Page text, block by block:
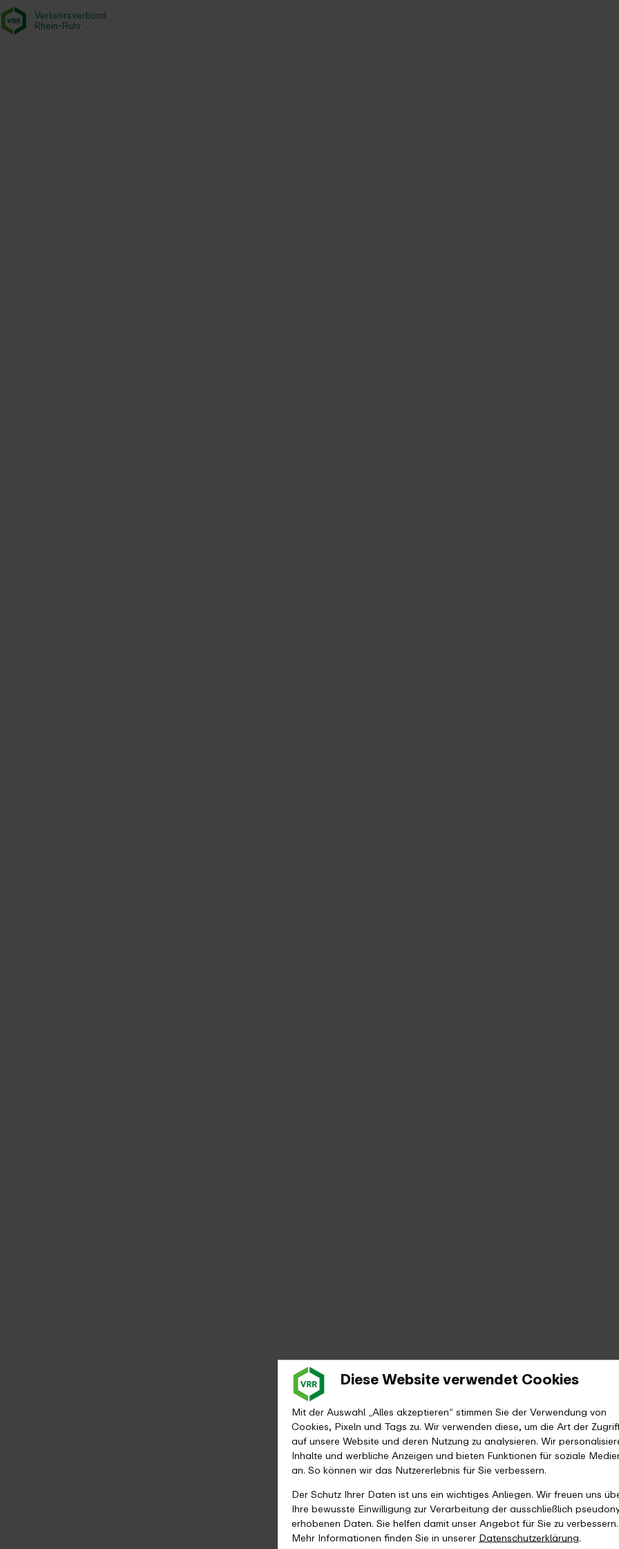
Diese Website verwendet Cookies
Mit der Auswahl „Alles akzeptieren“ stimmen Sie der Verwendung von
Cookies, Pixeln und Tags zu. Wir verwenden diese, um die Art der
auf unsere Website und deren Nutzung zu analysieren. Wir
Inhalte und werbliche Anzeigen und bieten Funktionen für soziale
an. So können wir das Nutzererlebnis für Sie verbessern.
Der Schutz Ihrer Daten ist uns ein wichtiges Anliegen. Wir freuen uns
Ihre bewusste Einwilligung zur Verarbeitung der ausschließlich
erhobenen Daten. Sie helfen damit unser Angebot für Sie zu verbessern.
Mehr Informationen finden Sie in unsererDatenschutzerklärung.
Verkehrsverbund
Rhein-Ruhr